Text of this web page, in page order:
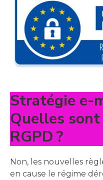
Stratégie e-
Quelles
RGPD ?
Non, les nouvelles
en cause le régime